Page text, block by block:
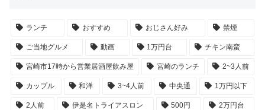
ランチ おすすめ おじさん好み 禁煙
ご当地グルメ 動画 1万円台 チキン南蛮
宮崎市17時から営業居酒屋飲み屋 宮崎のランチ 2~3人前
カップル 和洋 3~4人前 中央通 1万円以下
2人前 伊是名トライアスロン 500円 2万円台